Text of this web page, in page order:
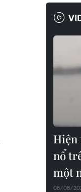
Hiện
nổ
một
08/08/